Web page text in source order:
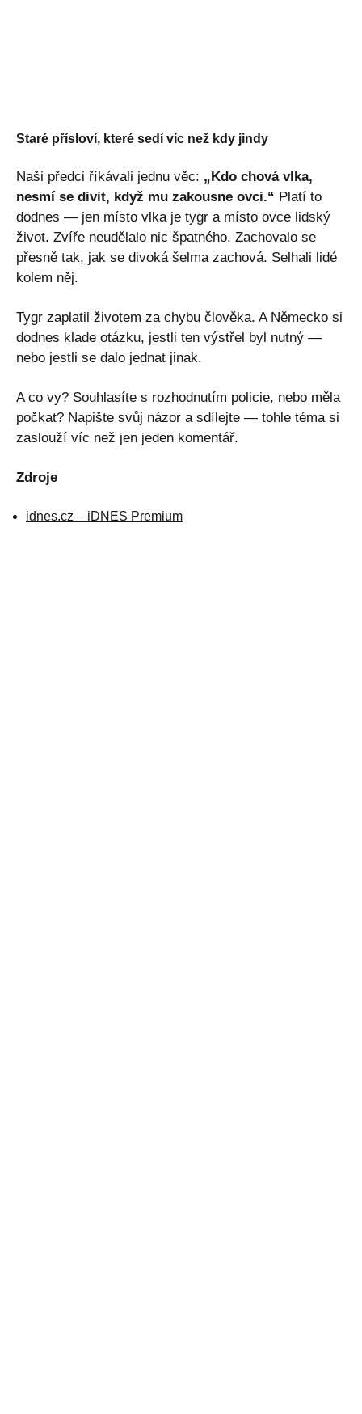
Staré přísloví, které sedí víc než kdy jindy
Naši předci říkávali jednu věc: „Kdo chová vlka,
nesmí se divit, když mu zakousne ovci.“ Platí to
dodnes — jen místo vlka je tygr a místo ovce lidský
život. Zvíře neudělalo nic špatného. Zachovalo se
přesně tak, jak se divoká šelma zachová. Selhali lidé
kolem něj.
Tygr zaplatil životem za chybu člověka. A Německo si
dodnes klade otázku, jestli ten výstřel byl nutný —
nebo jestli se dalo jednat jinak.
A co vy? Souhlasíte s rozhodnutím policie, nebo měla
počkat? Napište svůj názor a sdílejte — tohle téma si
zaslouží víc než jen jeden komentář.
Zdroje
idnes.cz – iDNES Premium